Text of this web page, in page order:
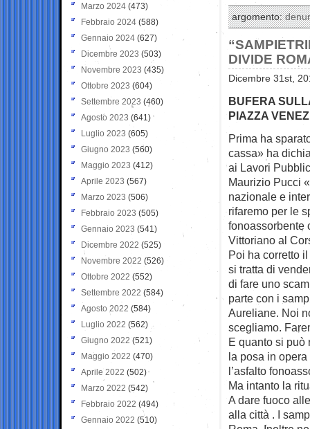
argomento:
DIVIDE
Dicembre 31st,
BUFERA
PIAZZA
Prima ha
cassa» ha
ai Lavori
Maurizio Pucci
nazionale e
rifaremo per le
fonoassorbente
Vittoriano al
Poi ha corretto
si tratta di
di fare uno
parte con i
Aureliane. Noi
scegliamo.
E quanto si può
la posa in
l’asfalto
Ma intanto la
A dare fuoco
alla città . I
Marzo 2024 (473)
Febbraio 2024 (588)
Gennaio 2024 (627)
Dicembre 2023 (503)
Novembre 2023 (435)
Ottobre 2023 (604)
Settembre 2023 (460)
Agosto 2023 (641)
Luglio 2023 (605)
Giugno 2023 (560)
Maggio 2023 (412)
Aprile 2023 (567)
Marzo 2023 (506)
Febbraio 2023 (505)
Gennaio 2023 (541)
Dicembre 2022 (525)
Novembre 2022 (526)
Ottobre 2022 (552)
Settembre 2022 (584)
Agosto 2022 (584)
Luglio 2022 (562)
Giugno 2022 (521)
Maggio 2022 (470)
Aprile 2022 (502)
Marzo 2022 (542)
Febbraio 2022 (494)
Gennaio 2022 (510)